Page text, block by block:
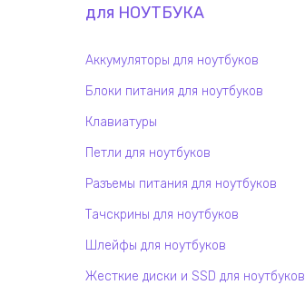
для НОУТБУКА
Аккумуляторы для ноутбуков
Блоки питания для ноутбуков
Клавиатуры
Петли для ноутбуков
Разъемы питания для ноутбуков
Тачскрины для ноутбуков
Шлейфы для ноутбуков
Жесткие диски и SSD для ноутбуков